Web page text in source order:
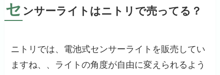
セ ンサーライトはニトリで売ってる？
ニトリでは、電池式センサーライトを販売してい
ますね、、ライトの角度が自由に変えられるよう